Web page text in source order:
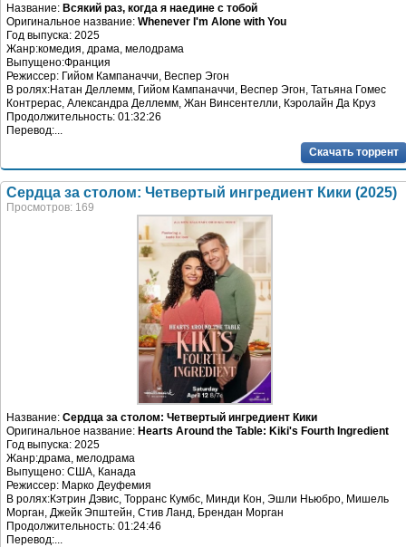
Название: Всякий раз, когда я наедине с тобой
Оригинальное название: Whenever I'm Alone with You
Год выпуска: 2025
Жанр:комедия, драма, мелодрама
Выпущено:Франция
Режиссер: Гийом Кампаначчи, Веспер Эгон
В ролях:Натан Деллемм, Гийом Кампаначчи, Веспер Эгон, Татьяна Гомес
Контрерас, Александра Деллемм, Жан Винсентелли, Кэролайн Да Круз
Продолжительность: 01:32:26
Перевод:...
Скачать торрент
Сердца за столом: Четвертый ингредиент Кики (2025)
Просмотров: 169
Название: Сердца за столом: Четвертый ингредиент Кики
Оригинальное название: Hearts Around the Table: Kiki's Fourth Ingredient
Год выпуска: 2025
Жанр:драма, мелодрама
Выпущено: США, Канада
Режиссер: Марко Деуфемия
В ролях:Кэтрин Дэвис, Торранс Кумбс, Минди Кон, Эшли Ньюбро, Мишель
Морган, Джейк Эпштейн, Стив Ланд, Брендан Морган
Продолжительность: 01:24:46
Перевод:...